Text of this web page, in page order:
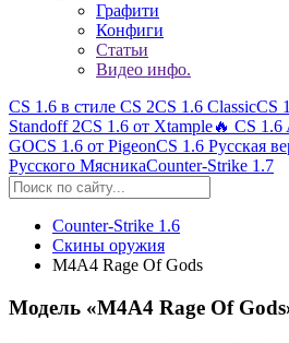
Графити
Конфиги
Статьи
Видео инфо.
CS 1.6 в стиле CS 2CS 1.6 ClassicCS
Standoff 2CS 1.6 от Xtample🔥 CS 1.6
GOCS 1.6 от PigeonCS 1.6 Русская
Русского МясникаCounter-Strike 1.7
Counter-Strike 1.6
Скины оружия
M4A4 Rage Of Gods
Модель «M4A4 Rage Of